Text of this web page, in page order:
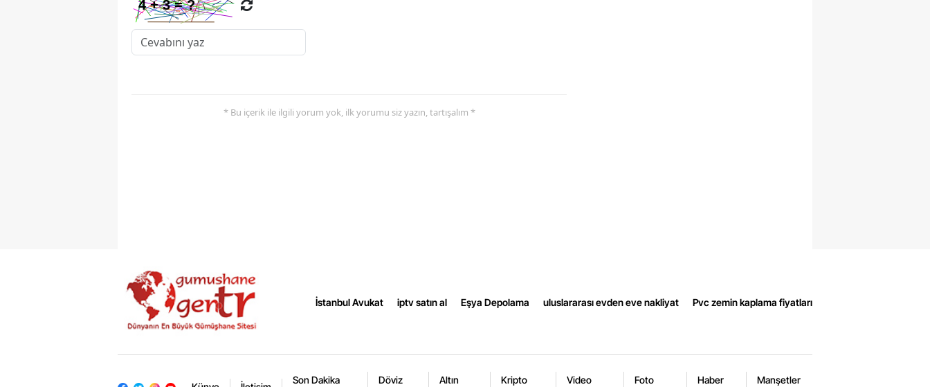
* Bu içerik ile ilgili yorum yok, ilk yorumu siz yazın, tartışalım *
İstanbul Avukat iptv satın al Eşya Depolama uluslararası evden eve nakliyat Pvc zemin kaplama fiyatları
Son Dakika Döviz Altın Kripto Video Foto Haber Manşetler